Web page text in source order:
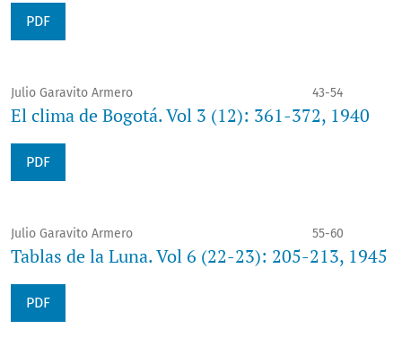
PDF
Julio Garavito Armero 43-54
El clima de Bogotá. Vol 3 (12): 361-372, 1940
PDF
Julio Garavito Armero 55-60
Tablas de la Luna. Vol 6 (22-23): 205-213, 1945
PDF